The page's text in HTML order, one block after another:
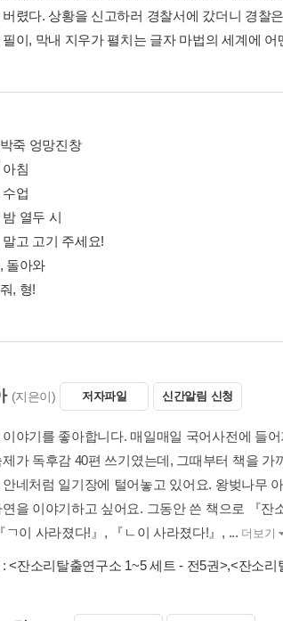
버렸다. 상황을 신고하러 경찰서에 갔더니 경찰
이, 막내 지우가 펼치는 글자 마법의 세계에
죽 엉망진창
아침
업
열두 시
말고 고기 주세요!
돌아와
, 형!
(지은이) 저자파일 신간알림 신청
이야기를 좋아합니다. 매일매일 국어사전에 들
가 독후감 40편 쓰기였는데, 그때부터 책을
안네처럼 일기장에 털어놓고 있어요. 왕벚나무
연을 이야기하고 싶어요. 그동안 쓴 책으로 『
ㄱ이 사라졌다!』, 『ㄴ이 사라졌다!』, ... 더보기
:<잔소리탈출연구소 1~5 세트 - 전5권>,<잔소리